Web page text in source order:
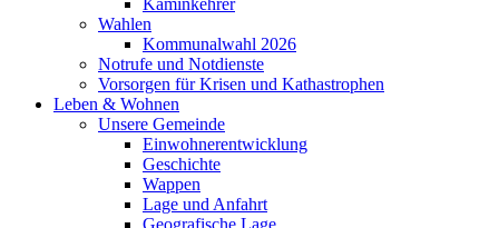
Kaminkehrer
Wahlen
Kommunalwahl 2026
Notrufe und Notdienste
Vorsorgen für Krisen und Kathastrophen
Leben & Wohnen
Unsere Gemeinde
Einwohnerentwicklung
Geschichte
Wappen
Lage und Anfahrt
Geografische Lage